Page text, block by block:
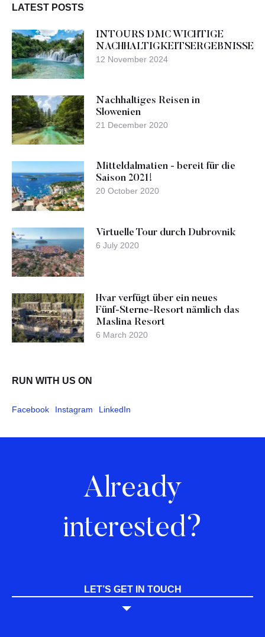
LATEST POSTS
INTOURS DMC WICHTIGE
NACHHALTIGKEITSERGEBNISSE
12 November 2024
Nachhaltiges Reisen in
Slowenien
21 December 2020
Mitteldalmatien - bereit für die
Saison 2021!
20 October 2020
Virtuelle Tour durch Dubrovnik
6 July 2020
Hvar verfügt über ein neues
Fünf-Sterne-Resort nämlich das
Maslina Resort
6 March 2020
RUN WITH US ON
Facebook Instagram LinkedIn
Already
interested?
LET’S GET IN TOUCH